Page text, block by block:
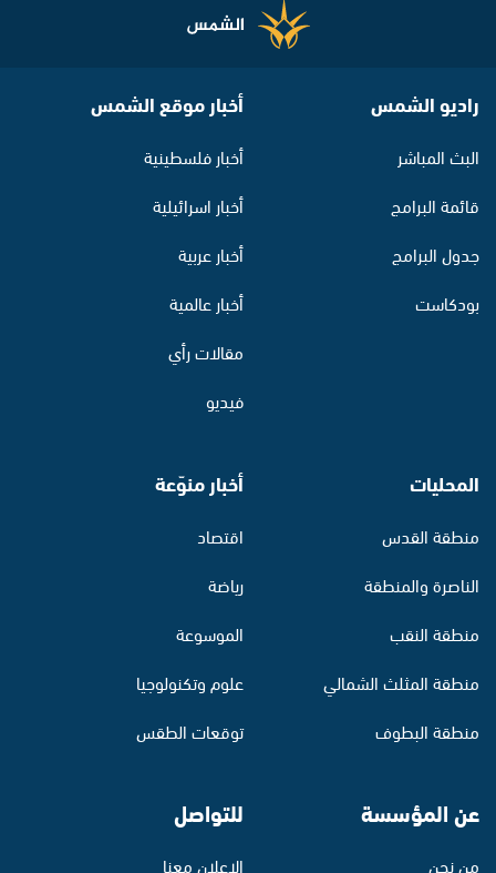
راديو الشمس
البث المباشر
قائمة البرامج
جدول البرامج
بودكاست
أخبار موقع الشمس
أخبار فلسطينية
أخبار اسرائيلية
أخبار عربية
أخبار عالمية
مقالات رأي
فيديو
المحليات
منطقة القدس
الناصرة والمنطقة
منطقة النقب
منطقة المثلث الشمالي
منطقة البطوف
أخبار منوّعة
اقتصاد
رياضة
الموسوعة
علوم وتكنولوجيا
توقعات الطقس
عن المؤسسة
من نحن
للتواصل
الإعلان معنا